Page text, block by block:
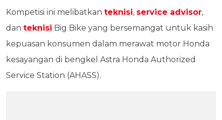
Kompetisi ini melibatkan teknisi, service advisor,
dan teknisi Big Bike yang bersemangat untuk kasih
kepuasan konsumen dalam merawat motor Honda
kesayangan di bengkel Astra Honda Authorized
Service Station (AHASS).